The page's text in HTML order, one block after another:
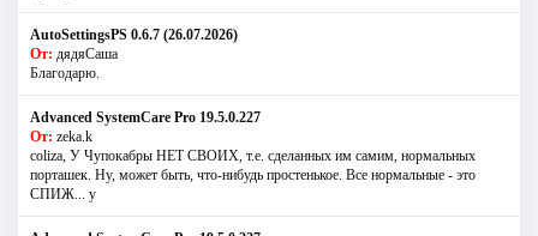
AutoSettingsPS 0.6.7 (26.07.2026)
От: дядяСаша
Благодарю.
Advanced SystemCare Pro 19.5.0.227
От: zeka.k
coliza, У Чупокабры НЕТ СВОИХ, т.е. сделанных им самим, нормальных
порташек. Ну, может быть, что-нибудь простенькое. Все нормальные - это
СПИЖ... у